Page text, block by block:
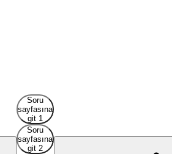
Soru
sayfasına
git 1
Soru
sayfasına
git 2